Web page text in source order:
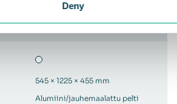
Deny
QleanAir FS 30 HEPA
545 × 1225 × 455 mm
Alumiini/jauhemaalattu pelti